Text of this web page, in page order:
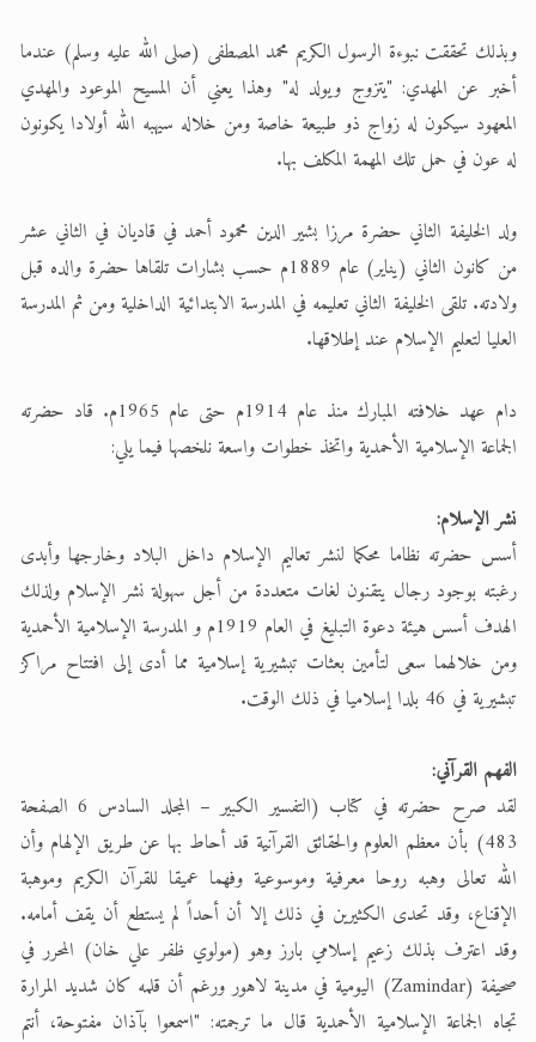
وبذلك تحققت نبوءة الرسول الكريم محمد المصطفى (صلى الله عليه وسلم) عندما
أخبر عن المهدي: "يتزوج ويولد له" وهذا يعني أن المسيح الموعود والمهدي
المعهود سيكون له زواج ذو طبيعة خاصة ومن خلاله سيهبه الله أولادا يكونون
له عون في حمل تلك المهمة المكلف بها.
ولد الخليفة الثاني حضرة مرزا بشير الدين محمود أحمد في قاديان في الثاني عشر
من كانون الثاني (يناير) عام 1889م حسب بشارات تلقاها حضرة والده قبل
ولادته. تلقى الخليفة الثاني تعليمه في المدرسة الابتدائية الداخلية ومن ثم المدرسة
العليا لتعليم الإسلام عند إطلاقها.
دام عهد خلافته المبارك منذ عام 1914م حتى عام 1965م. قاد حضرته
الجماعة الإسلامية الأحمدية واتخذ خطوات واسعة نلخصها فيما يلي:
نشر الإسلام:
أسس حضرته نظاما محكما لنشر تعاليم الإسلام داخل البلاد وخارجها وأبدى
رغبته بوجود رجال يتقنون لغات متعددة من أجل سهولة نشر الإسلام ولذلك
الهدف أسس هيئة دعوة التبليغ في العام 1919م و المدرسة الإسلامية الأحمدية
ومن خلالهما سعى لتأمين بعثات تبشيرية إسلامية مما أدى إلى افتتاح مراكز
تبشيرية في 46 بلدا إسلاميا في ذلك الوقت.
الفهم القرآني:
لقد صرح حضرته في كتاب (التفسير الكبير – المجلد السادس 6 الصفحة
483) بأن معظم العلوم والحقائق القرآنية قد أحاط بها عن طريق الإلهام وأن
الله تعالى وهبه روحا معرفية وموسوعية وفهما عميقا للقرآن الكريم وموهبة
الإقناع، وقد تحدى الكثيرين في ذلك إلا أن أحداً لم يستطع أن يقف أمامه.
وقد اعترف بذلك زعيم إسلامي بارز وهو (مولوي ظفر علي خان) المحرر في
صحيفة (Zamindar) اليومية في مدينة لاهور ورغم أن قلمه كان شديد المرارة
تجاه الجماعة الإسلامية الأحمدية قال ما ترجمته: "اسمعوا بآذان مفتوحة، أنتم